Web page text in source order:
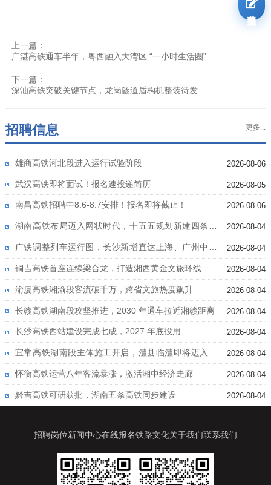
上一篇：
广湛高铁通车半年，粤西融入大湾区 “一小时生活圈”
下一篇：
深汕高铁突破关键节点，龙岗隧道盾构机整装待发
更多...
招聘信息
雄商高铁河北段进入运行试验阶段 2026-08-06
武汉高铁即将面试！报名速投递简历 2026-08-05
南昌高铁招聘中8.6-8.7安排！报名即将截止！ 2026-08-06
湖南高铁布局迈入网状时代，十五五规划新建四条高
铁
2026-08-04
广铁调整列车运行图，长沙新增直达上海、广州中心
城区高铁
2026-08-04
铜吉高铁首座连续梁合龙，打造湘西黄金文旅环线 2026-08-04
渝厦高铁湘渝段客流破千万，跨省文旅热度飙升 2026-08-04
长赣高铁湖南段攻坚推进，2030 年通车拉近湘赣距离 2026-08-04
长沙高铁西站建设完成七成，2027 年底投用 2026-08-04
宜常高铁湖南段主体施工开启，澧县临澧即将迈入高
铁时代
2026-08-04
怀衡高铁运营八年客流暴涨，激活湘中经济走廊 2026-08-04
黔吉高铁可研获批，湖南五条高铁同步建设 2026-08-04
招聘岗位新闻中心在线报名铁路文化关于我们联系我们
我要报名